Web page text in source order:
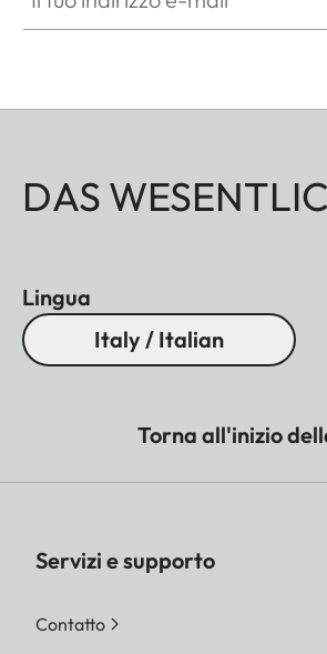
DAS
Lingua
Italy / Italian
Torna all'inizio
Servizi e supporto
Contatto